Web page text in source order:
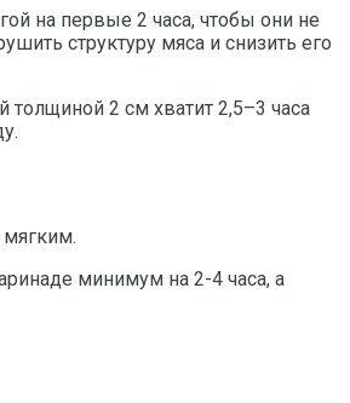
на первые 2 часа, чтобы они не
структуру мяса и снизить его
2 см хватит 2,5–3 часа
мягким.
минимум на 2-4 часа, а